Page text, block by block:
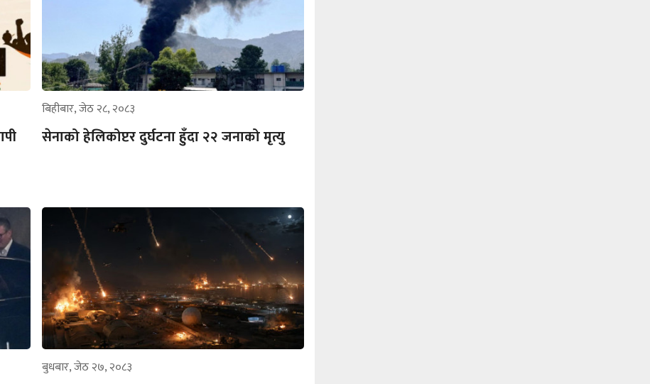
बिहीबार, जेठ २८, २०८३
सेनाको हेलिकोप्टर दुर्घटना हुँदा २२ जनाको मृत्यु
बुधबार, जेठ २७, २०८३